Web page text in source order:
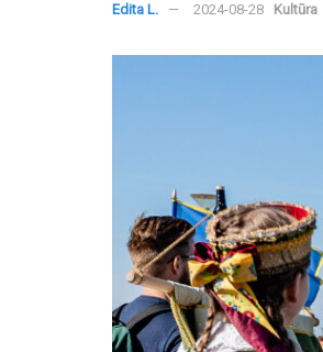
Edita L. 2024-08-28 Kultūra